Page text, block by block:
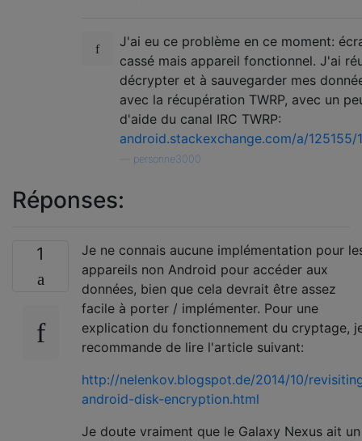
J'ai eu ce problème en ce moment:
cassé mais appareil fonctionnel. J'ai
décrypter et à sauvegarder mes
avec la récupération TWRP, avec un
d'aide du canal IRC TWRP:
android.stackexchange.com/a/125155/
personne3000
Réponses:
1
Je ne connais aucune implémentation pour
appareils non Android pour accéder aux
données, bien que cela devrait être assez
facile à porter / implémenter. Pour une
explication du fonctionnement du cryptage,
recommande de lire l'article suivant:
http://nelenkov.blogspot.de/2014/10/
android-disk-encryption.html
Je doute vraiment que le Galaxy Nexus ait un